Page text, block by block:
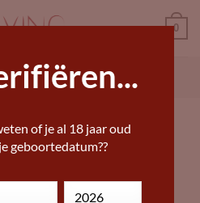
0
ANDERE WIJN KOPEN
– BIJZONDERE WIJNEN,
DRANKEN
of je al 18 jaar oud
geboortedatum??